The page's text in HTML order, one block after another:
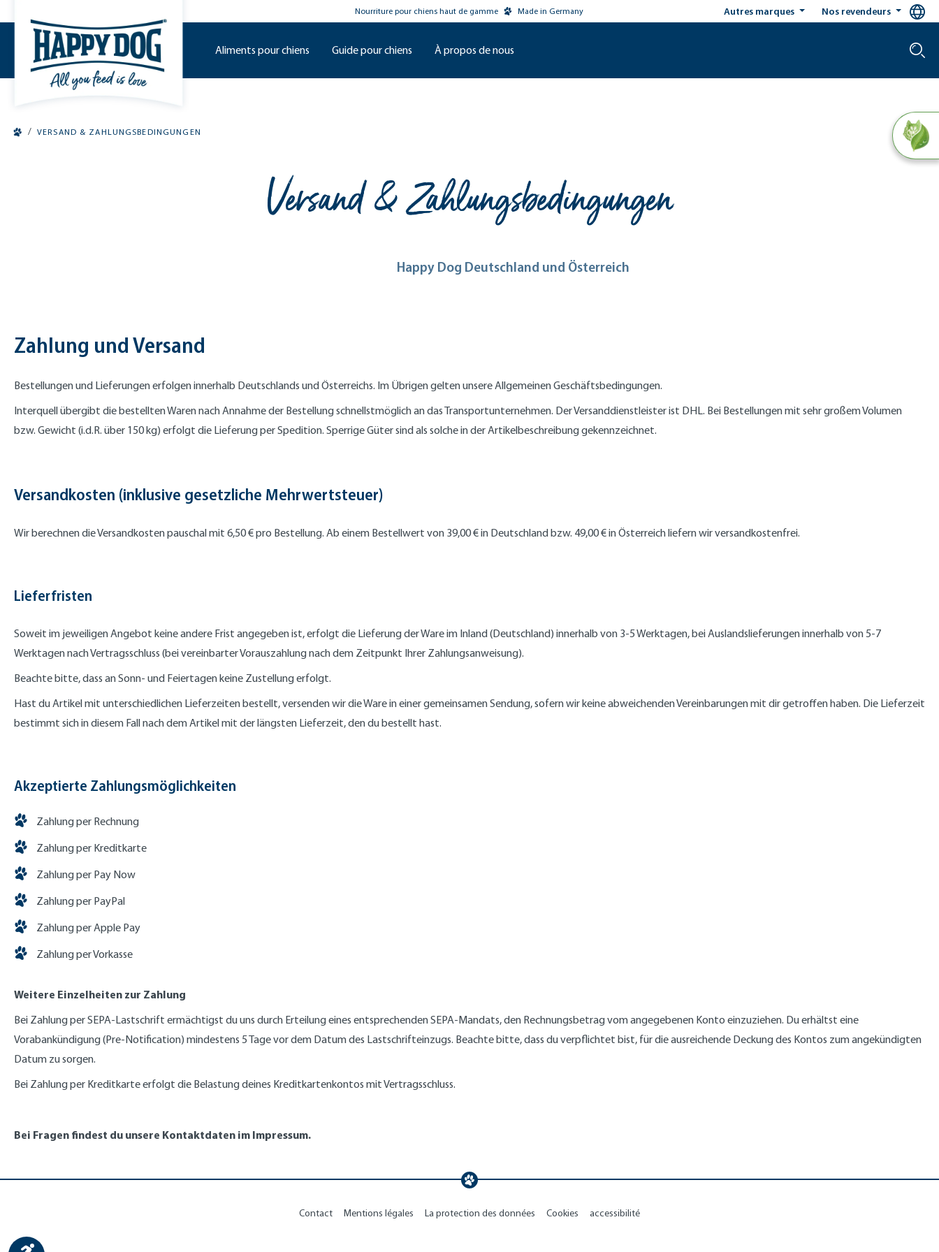
Nourriture pour chiens haut de gamme Made in Germany Autres marques Nos revendeurs
Aliments pour chiens Guide pour chiens À propos de nous
/ VERSAND & ZAHLUNGSBEDINGUNGEN
Versand & Zahlungsbedingungen
Happy Dog Deutschland und Österreich
Zahlung und Versand
Bestellungen und Lieferungen erfolgen innerhalb Deutschlands und Österreichs. Im Übrigen gelten unsere Allgemeinen Geschäftsbedingungen.
Interquell übergibt die bestellten Waren nach Annahme der Bestellung schnellstmöglich an das Transportunternehmen. Der Versanddienstleister ist DHL. Bei Bestellungen mit sehr großem Volumen
bzw. Gewicht (i.d.R. über 150 kg) erfolgt die Lieferung per Spedition. Sperrige Güter sind als solche in der Artikelbeschreibung gekennzeichnet.
Versandkosten (inklusive gesetzliche Mehrwertsteuer)
Wir berechnen die Versandkosten pauschal mit 6,50 € pro Bestellung. Ab einem Bestellwert von 39,00 €in Deutschland bzw. 49,00 € in Österreichliefern wir versandkostenfrei.
Lieferfristen
Soweit im jeweiligen Angebot keine andere Frist angegeben ist, erfolgt die Lieferung der Ware im Inland (Deutschland) innerhalb von 3-5 Werktagen, bei Auslandslieferungen innerhalb von 5-7
Werktagen nach Vertragsschluss (bei vereinbarter Vorauszahlung nach dem Zeitpunkt Ihrer Zahlungsanweisung).
Beachte bitte, dass an Sonn- und Feiertagen keine Zustellung erfolgt.
Hast du Artikel mit unterschiedlichen Lieferzeiten bestellt, versenden wir die Ware in einer gemeinsamen Sendung, sofern wir keine abweichenden Vereinbarungen mit dir getroffen haben. Die Lieferzeit
bestimmt sich in diesem Fall nach dem Artikel mit der längsten Lieferzeit, den du bestellt hast.
Akzeptierte Zahlungsmöglichkeiten
Zahlung per Rechnung
Zahlung per Kreditkarte
Zahlung per Pay Now
Zahlung per PayPal
Zahlung per Apple Pay
Zahlung per Vorkasse
Weitere Einzelheiten zur Zahlung
Bei Zahlung per SEPA-Lastschrift ermächtigst du uns durch Erteilung eines entsprechenden SEPA-Mandats, den Rechnungsbetrag vom angegebenen Konto einzuziehen. Du erhältst eine
Vorabankündigung (Pre-Notification) mindestens 5 Tage vor dem Datum des Lastschrifteinzugs. Beachte bitte, dass du verpflichtet bist, für die ausreichende Deckung des Kontos zum angekündigten
Datum zu sorgen.
Bei Zahlung per Kreditkarte erfolgt die Belastung deines Kreditkartenkontos mit Vertragsschluss.
Bei Fragen findest du unsere Kontaktdaten im Impressum.
Contact Mentions légales La protection des données Cookies accessibilité